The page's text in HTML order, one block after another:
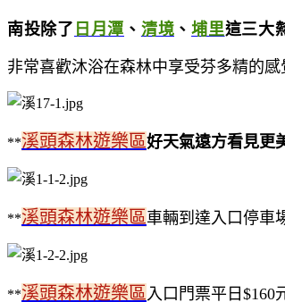
南投除了 日月潭 、 清境 、埔里這三大
非常喜歡沐浴在森林中享受芬多精的
**溪頭森林遊樂區好天氣遠方看見更
**溪頭森林遊樂區車輛到達入口停車
**溪頭森林遊樂區 入口門票平日$160